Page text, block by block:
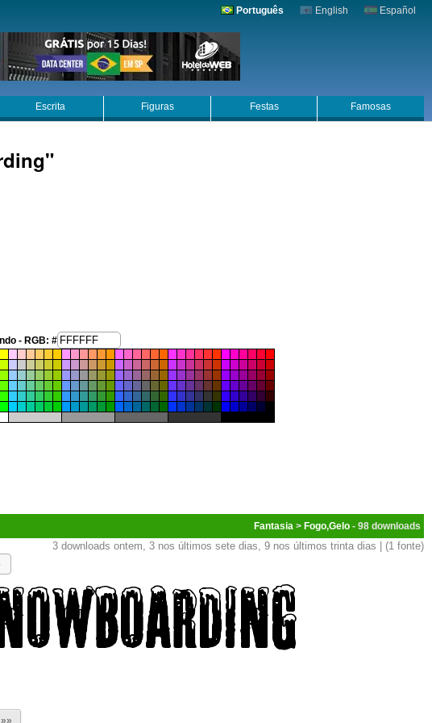
Português English Español
Escrita Figuras Festas Famosas
- RGB: #
Fantasia > Fogo,Gelo - 98
3 downloads ontem, 3 nos últimos sete dias, 9 nos últimos trinta dias | (1 fonte)